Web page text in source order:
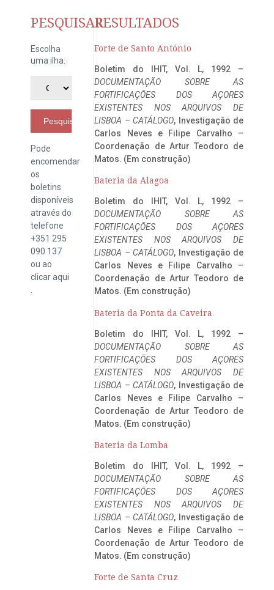
PESQUISAR
Escolha
uma ilha:
Pesquisar
Pode
encomendar
os
boletins
disponíveis
através do
telefone
+351 295
090 137
ou ao
clicaraqui
RESULTADOS
Forte de Santo António
Boletim do IHIT, Vol. L, 1992 –
DOCUMENTAÇÃO SOBRE AS
FORTIFICAÇÕES DOS AÇORES
EXISTENTES NOS ARQUIVOS DE
LISBOA – CATÁLOGO, Investigação de
Carlos Neves e Filipe Carvalho –
Coordenação de Artur Teodoro de
Matos. (Em construção)
Bateria da Alagoa
Boletim do IHIT, Vol. L, 1992 –
DOCUMENTAÇÃO SOBRE AS
FORTIFICAÇÕES DOS AÇORES
EXISTENTES NOS ARQUIVOS DE
LISBOA – CATÁLOGO, Investigação de
Carlos Neves e Filipe Carvalho –
Coordenação de Artur Teodoro de
Matos. (Em construção)
Bateria da Ponta da Caveira
Boletim do IHIT, Vol. L, 1992 –
DOCUMENTAÇÃO SOBRE AS
FORTIFICAÇÕES DOS AÇORES
EXISTENTES NOS ARQUIVOS DE
LISBOA – CATÁLOGO, Investigação de
Carlos Neves e Filipe Carvalho –
Coordenação de Artur Teodoro de
Matos. (Em construção)
Bateria da Lomba
Boletim do IHIT, Vol. L, 1992 –
DOCUMENTAÇÃO SOBRE AS
FORTIFICAÇÕES DOS AÇORES
EXISTENTES NOS ARQUIVOS DE
LISBOA – CATÁLOGO, Investigação de
Carlos Neves e Filipe Carvalho –
Coordenação de Artur Teodoro de
Matos. (Em construção)
Forte de Santa Cruz